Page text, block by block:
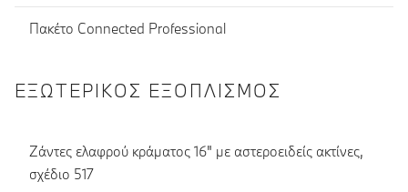
Πακέτο Connected Professional
ΕΞΩΤΕΡΙΚΌΣ ΕΞΟΠΛΙΣΜΌΣ
Ζάντες ελαφρού κράματος 16" με αστεροειδείς ακτίνες,
σχέδιο 517